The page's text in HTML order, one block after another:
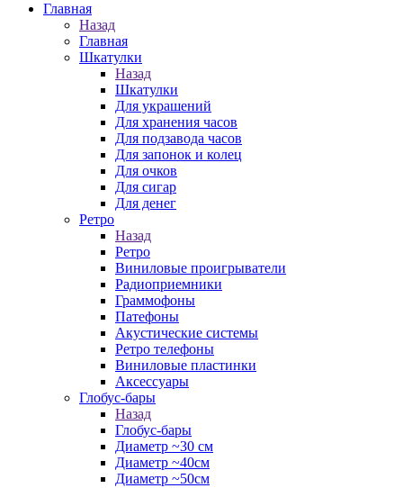
Главная
Назад
Главная
Шкатулки
Назад
Шкатулки
Для украшений
Для хранения часов
Для подзавода часов
Для запонок и колец
Для очков
Для сигар
Для денег
Ретро
Назад
Ретро
Виниловые проигрыватели
Радиоприемники
Граммофоны
Патефоны
Акустические системы
Ретро телефоны
Виниловые пластинки
Аксессуары
Глобус-бары
Назад
Глобус-бары
Диаметр ~30 см
Диаметр ~40см
Диаметр ~50см